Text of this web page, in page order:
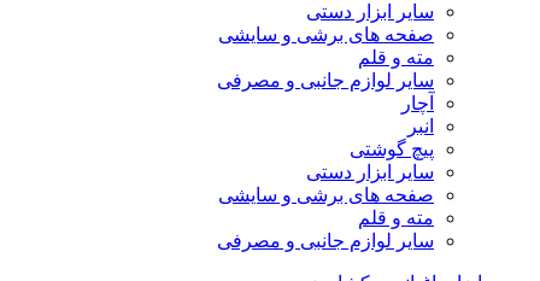
سایر ابزار دستی
صفحه های برشی و سایشی
مته و قلم
سایر لوازم جانبی و مصرفی
آچار
انبر
پیچ گوشتی
سایر ابزار دستی
صفحه های برشی و سایشی
مته و قلم
سایر لوازم جانبی و مصرفی